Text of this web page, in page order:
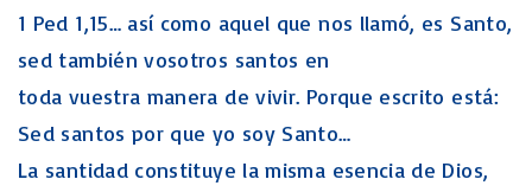
1 Ped 1,15… así como aquel que nos llamó, es Santo,
sed también vosotros santos en
toda vuestra manera de vivir. Porque escrito está:
Sed santos por que yo soy Santo…
La santidad constituye la misma esencia de Dios,